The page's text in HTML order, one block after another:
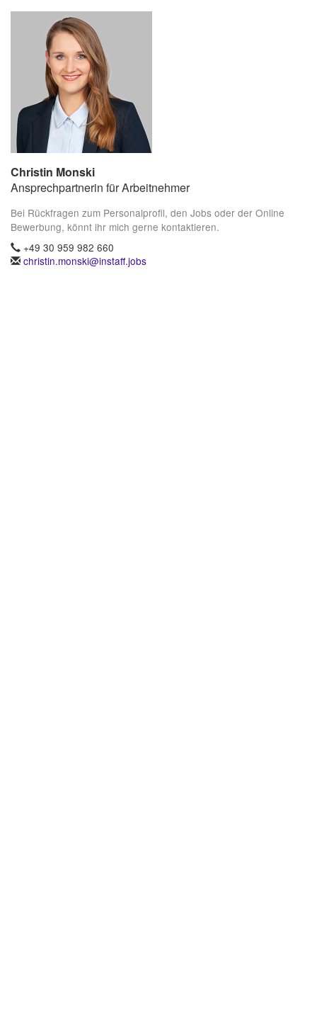
Christin Monski
Ansprechpartnerin für Arbeitnehmer
Bei Rückfragen zum Personalprofil, den Jobs oder der Online
Bewerbung, könnt ihr mich gerne kontaktieren.
+49 30 959 982 660
christin.monski@instaff.jobs